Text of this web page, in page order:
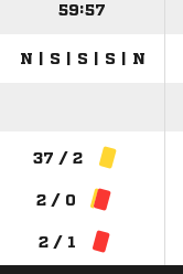
59:57
N | S | S | S | N
37 / 2
2 / 0
2 / 1